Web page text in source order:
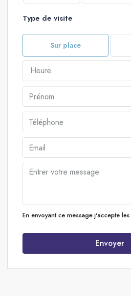
Type de visite
Sur place
Heure
En envoyant ce message j'accepte les
Envoyer